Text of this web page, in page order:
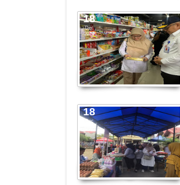
18
Dec
2024
18
Dec